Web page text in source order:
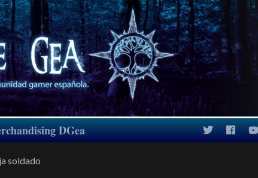
DGea
soldado